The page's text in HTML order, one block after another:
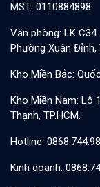
MST: 0110884898
Văn phòng: LK
Phường Xuân Đỉnh,
Kho Miền Bắc:
Kho Miền Nam: Lô
Thạnh, TP.HCM.
Hotline:
Kinh doanh: